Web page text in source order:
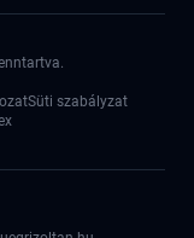
Süti szabályzat